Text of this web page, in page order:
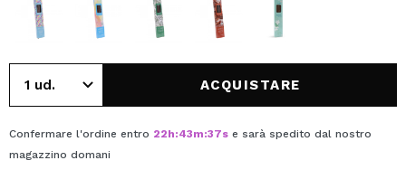
ACQUISTARE
Confermare l'ordine entro 22h:43m:37s e sarà spedito dal nostro
magazzino domani